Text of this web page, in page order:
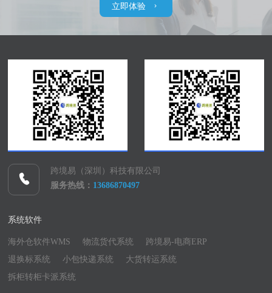
立即体验
跨境易（深圳）科技有限公司
服务热线： 13686870497
系统软件
海外仓软件WMS 物流货代系统
跨境易-电商ERP
退换标系统
小包快递系统
大货转运系统
拆柜转柜卡派系统